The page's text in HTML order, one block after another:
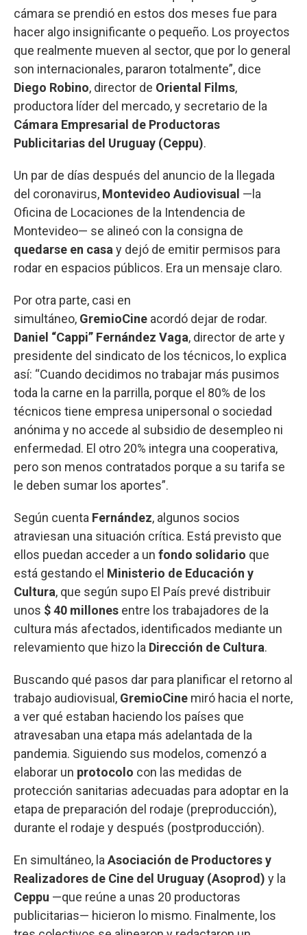
cámara se prendió en estos dos meses fue para
hacer algo insignificante o pequeño. Los proyectos
que realmente mueven al sector, que por lo general
son internacionales, pararon totalmente”, dice
Diego Robino, director de Oriental Films,
productora líder del mercado, y secretario de la
Cámara Empresarial de Productoras
Publicitarias del Uruguay (Ceppu).
Un par de días después del anuncio de la llegada
del coronavirus, Montevideo Audiovisual —la
Oficina de Locaciones de la Intendencia de
Montevideo— se alineó con la consigna de
quedarse en casa y dejó de emitir permisos para
rodar en espacios públicos. Era un mensaje claro.
Por otra parte, casi en
simultáneo, GremioCine acordó dejar de rodar.
Daniel “Cappi” Fernández Vaga, director de arte y
presidente del sindicato de los técnicos, lo explica
así: “Cuando decidimos no trabajar más pusimos
toda la carne en la parrilla, porque el 80% de los
técnicos tiene empresa unipersonal o sociedad
anónima y no accede al subsidio de desempleo ni
enfermedad. El otro 20% integra una cooperativa,
pero son menos contratados porque a su tarifa se
le deben sumar los aportes”.
Según cuenta Fernández, algunos socios
atraviesan una situación crítica. Está previsto que
ellos puedan acceder a un fondo solidario que
está gestando el Ministerio de Educación y
Cultura, que según supo El País prevé distribuir
unos $ 40 millones entre los trabajadores de la
cultura más afectados, identificados mediante un
relevamiento que hizo la Dirección de Cultura.
Buscando qué pasos dar para planificar el retorno al
trabajo audiovisual, GremioCine miró hacia el norte,
a ver qué estaban haciendo los países que
atravesaban una etapa más adelantada de la
pandemia. Siguiendo sus modelos, comenzó a
elaborar un protocolo con las medidas de
protección sanitarias adecuadas para adoptar en la
etapa de preparación del rodaje (preproducción),
durante el rodaje y después (postproducción).
En simultáneo, la Asociación de Productores y
Realizadores de Cine del Uruguay (Asoprod) y la
Ceppu —que reúne a unas 20 productoras
publicitarias— hicieron lo mismo. Finalmente, los